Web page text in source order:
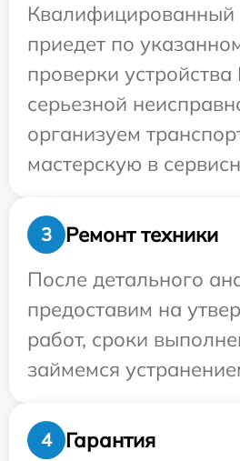
приедет по
проверки
серьезной
организуем
мастерскую в
3
Ремонт техники
После детального
предоставим на
работ, сроки
займемся
4
Гарантия